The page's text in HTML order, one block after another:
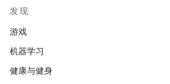
发现
游戏
机器学习
健康与健身